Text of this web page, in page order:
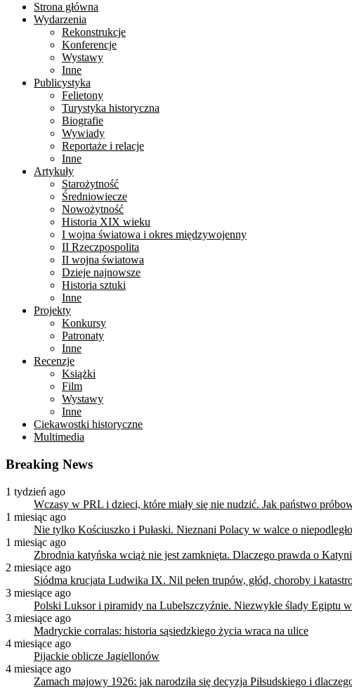
Strona główna
Wydarzenia
Rekonstrukcje
Konferencje
Wystawy
Inne
Publicystyka
Felietony
Turystyka historyczna
Biografie
Wywiady
Reportaże i relacje
Inne
Artykuły
Starożytność
Średniowiecze
Nowożytność
Historia XIX wieku
I wojna światowa i okres międzywojenny
II Rzeczpospolita
II wojna światowa
Dzieje najnowsze
Historia sztuki
Inne
Projekty
Konkursy
Patronaty
Inne
Recenzje
Książki
Film
Wystawy
Inne
Ciekawostki historyczne
Multimedia
Breaking News
1 tydzień ago
Wczasy w PRL i dzieci, które miały się nie nudzić. Jak państwo
1 miesiąc ago
Nie tylko Kościuszko i Pułaski. Nieznani Polacy w walce o
1 miesiąc ago
Zbrodnia katyńska wciąż nie jest zamknięta. Dlaczego prawda o
2 miesiące ago
Siódma krucjata Ludwika IX. Nil pełen trupów, głód, choroby i
3 miesiące ago
Polski Luksor i piramidy na Lubelszczyźnie. Niezwykłe ślady Egiptu
3 miesiące ago
Madryckie corralas: historia sąsiedzkiego życia wraca na ulice
4 miesiące ago
Pijackie oblicze Jagiellonów
4 miesiące ago
Zamach majowy 1926: jak narodziła się decyzja Piłsudskiego i